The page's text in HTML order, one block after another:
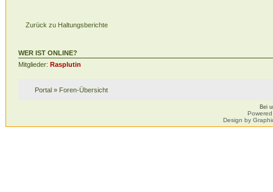
Zurück zu Haltungsberichte
WER IST ONLINE?
Mitglieder: Rasplutin
Portal» Foren-Übersicht
Bei
Design by